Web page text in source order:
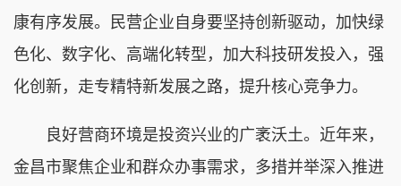
康有序发展。民营企业自身要坚持创新驱动，加快绿
色化、数字化、高端化转型，加大科技研发投入，强
化创新，走专精特新发展之路，提升核心竞争力。
良好营商环境是投资兴业的广袤沃土。近年来，
金昌市聚焦企业和群众办事需求，多措并举深入推进